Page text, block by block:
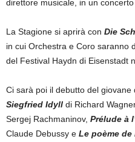
direttore musicale, in un concerto
La Stagione si aprirà con Die
in cui Orchestra e Coro saranno
del Festival Haydn di Eisenstadt
Ci sarà poi il debutto del
Siegfried Idyll di Richard
Sergej Rachmaninov, Prélude à
Claude Debussy e Le poème de